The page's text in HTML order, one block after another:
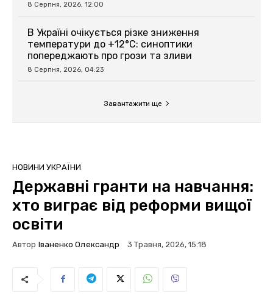
8 Серпня, 2026, 12:00
В Україні очікується різке зниження
температури до +12°C: синоптики
попереджають про грози та зливи
8 Серпня, 2026, 04:23
Завантажити ще